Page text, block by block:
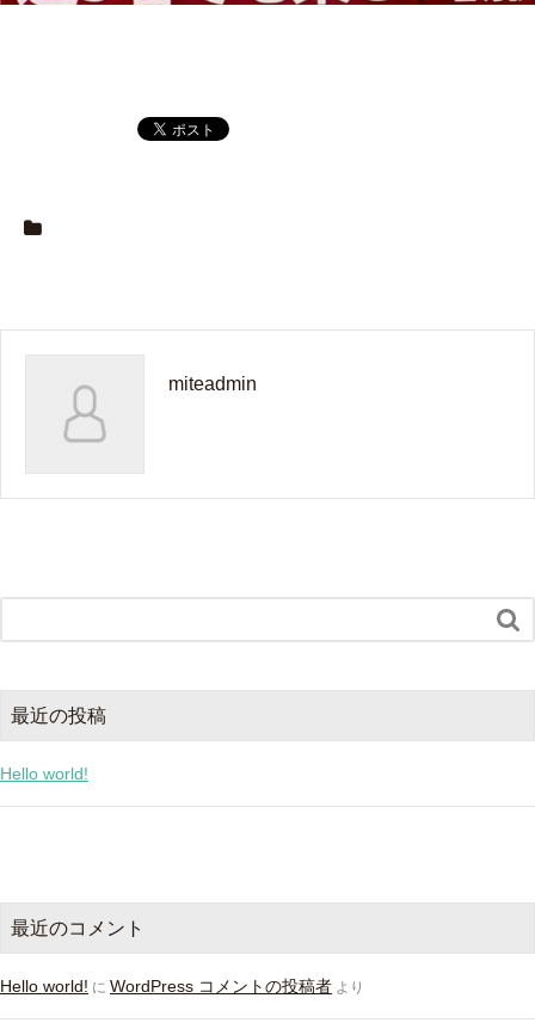
miteadmin

最近の投稿
Hello world!
最近のコメント
Hello world! に WordPress コメントの投稿者 より